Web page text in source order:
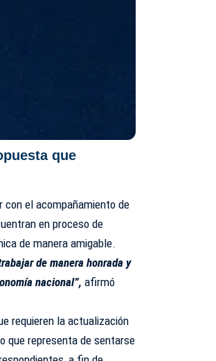
que
con el acompañamiento de
en proceso de
de manera amigable.
de manera honrada y
nacional”,afirmó
requieren la actualización
que representa de sentarse